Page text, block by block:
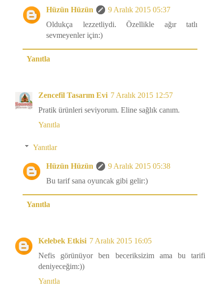
Hüzün Hüzün
9 Aralık 2015 05:37
Oldukça lezzetliydi. Özellikle ağır tatlı
sevmeyenler için:)
Yanıtla
Zencefil Tasarım Evi 7 Aralık 2015 12:57
Pratik ürünleri seviyorum. Eline sağlık canım.
Yanıtla
Yanıtlar
Hüzün Hüzün
9 Aralık 2015 05:38
Bu tarif sana oyuncak gibi gelir:)
Yanıtla
Kelebek Etkisi 7 Aralık 2015 16:05
Nefis görünüyor ben beceriksizim ama bu tarifi
deniyeceğim:))
Yanıtla